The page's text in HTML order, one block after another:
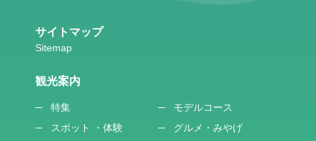
サイトマップ
観光案内
特集
モデルコース
スポット ・体験
グルメ・みやげ